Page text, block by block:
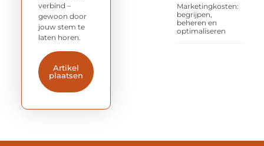
Marketingkosten:
begrijpen,
beheren en
optimaliseren
verbind –
gewoon door
jouw stem te
laten horen.
Artikel
plaatsen